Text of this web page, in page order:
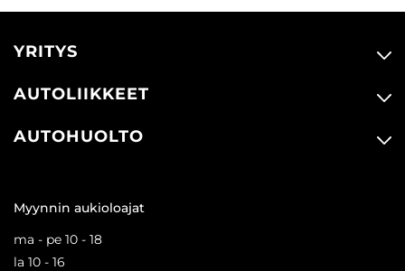
YRITYS
AUTOLIIKKEET
AUTOHUOLTO
Myynnin aukioloajat
ma - pe 10 - 18
la 10 - 16